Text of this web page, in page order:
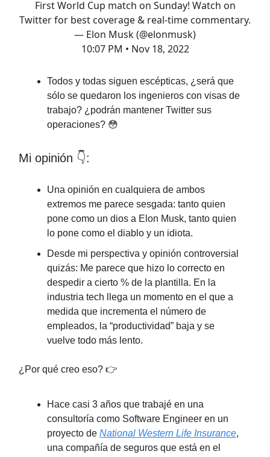
First World Cup match on Sunday! Watch on
Twitter for best coverage & real-time commentary.
— Elon Musk (@elonmusk)
10:07 PM • Nov 18, 2022
Todos y todas siguen escépticas, ¿será que
sólo se quedaron los ingenieros con visas de
trabajo? ¿podrán mantener Twitter sus
operaciones? 😳
Mi opinión 👇:
Una opinión en cualquiera de ambos
extremos me parece sesgada: tanto quien
pone como un dios a Elon Musk, tanto quien
lo pone como el diablo y un idiota.
Desde mi perspectiva y opinión controversial
quizás: Me parece que hizo lo correcto en
despedir a cierto % de la plantilla. En la
industria tech llega un momento en el que a
medida que incrementa el número de
empleados, la “productividad” baja y se
vuelve todo más lento.
¿Por qué creo eso? 👉
Hace casi 3 años que trabajé en una
consultoría como Software Engineer en un
proyecto de National Western Life Insurance,
una compañía de seguros que está en el